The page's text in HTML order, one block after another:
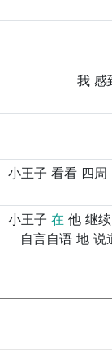
我 感
小王子 看看 四周
小王子 在 他 继续
自言自语 地 说